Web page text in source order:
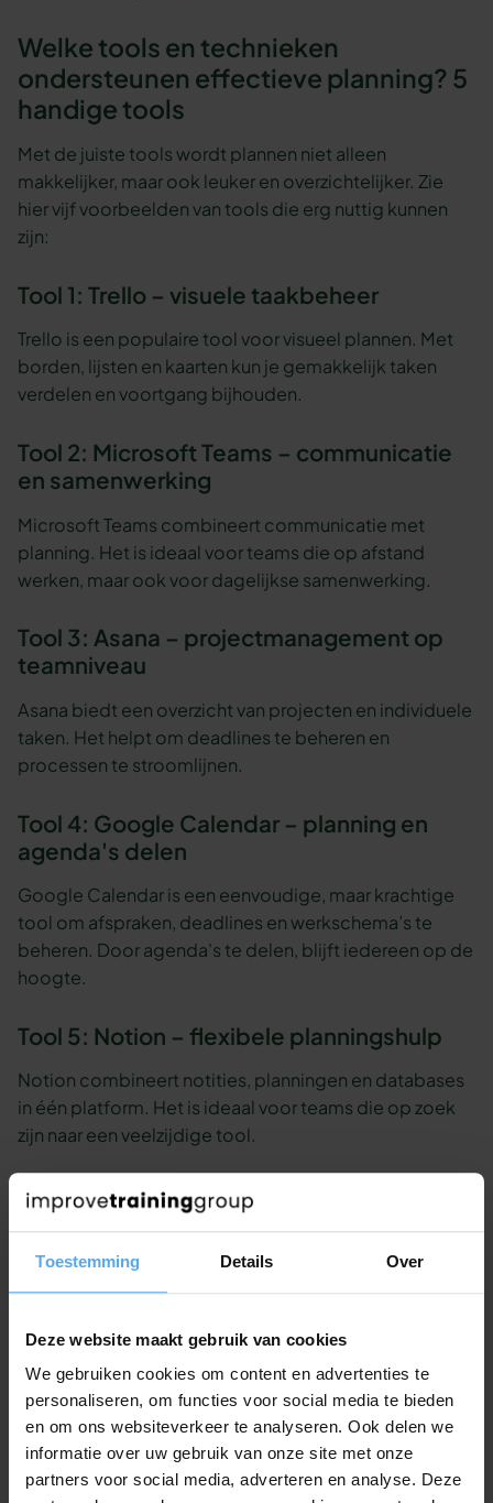
Toestemming Details Over
Deze website maakt gebruik van cookies
We gebruiken cookies om content en advertenties te
personaliseren, om functies voor social media te bieden
en om ons websiteverkeer te analyseren. Ook delen we
informatie over uw gebruik van onze site met onze
partners voor social media, adverteren en analyse. Deze
Welke tools en technieken
ondersteunen effectieve planning? 5
handige tools
Met de juiste tools wordt plannen niet alleen
makkelijker, maar ook leuker en overzichtelijker. Zie
hier vijf voorbeelden van tools die erg nuttig kunnen
zijn:
Tool 1: Trello – visuele taakbeheer
Trello is een populaire tool voor visueel plannen. Met
borden, lijsten en kaarten kun je gemakkelijk taken
verdelen en voortgang bijhouden.
Tool 2: Microsoft Teams – communicatie
en samenwerking
Microsoft Teams combineert communicatie met
planning. Het is ideaal voor teams die op afstand
werken, maar ook voor dagelijkse samenwerking.
Tool 3: Asana – projectmanagement op
teamniveau
Asana biedt een overzicht van projecten en individuele
taken. Het helpt om deadlines te beheren en
processen te stroomlijnen.
Tool 4: Google Calendar – planning en
agenda's delen
Google Calendar is een eenvoudige, maar krachtige
tool om afspraken, deadlines en werkschema’s te
beheren. Door agenda's te delen, blijft iedereen op de
hoogte.
Tool 5: Notion – flexibele planningshulp
Notion combineert notities, planningen en databases
in één platform. Het is ideaal voor teams die op zoek
zijn naar een veelzijdige tool.
Veelvoorkomende valkuilen bij
teamplanningen en hoe je die
voorkomt